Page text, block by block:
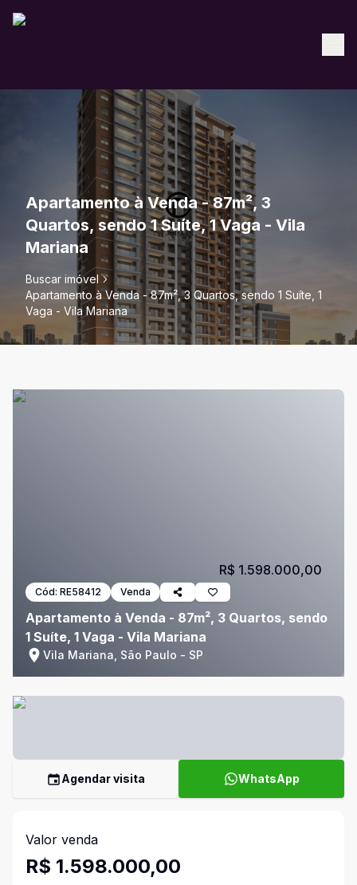
Apartamento à Venda - 87m², 3
Quartos, sendo 1 Suíte, 1 Vaga - Vila
Mariana
Buscar imóvel
Apartamento à Venda - 87m², 3 Quartos, sendo 1 Suíte, 1
Vaga - Vila Mariana
Cód: RE58412 Venda
Apartamento à Venda - 87m², 3 Quartos, sendo
1 Suíte, 1 Vaga - Vila Mariana
Vila Mariana, São Paulo - SP
R$ 1.598.000,00
Agendar visita WhatsApp
Valor venda
R$ 1.598.000,00